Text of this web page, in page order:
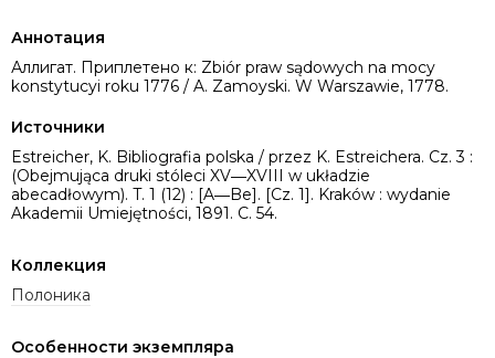
Аннотация
Аллигат. Приплетено к: Zbiór praw sądowych na mocy
konstytucyi roku 1776 / A. Zamoyski. W Warszawie, 1778.
Источники
Estreicher, K. Bibliografia polska / przez K. Estreichera. Cz. 3 :
(Obejmująca druki stóleci XV―XVIII w układzie
abecadłowym). T. 1 (12) : [A―Be]. [Cz. 1]. Kraków : wydanie
Akademii Umiejętności, 1891. C. 54.
Коллекция
Полоника
Особенности экземпляра